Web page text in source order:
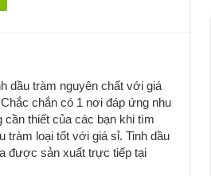
dầu tràm nguyên chất với giá
chắn có 1 nơi đáp ứng nhu
cần thiết của các bạn khi tìm
tràm loại tốt với giá sỉ. Tinh dầu
được sản xuất trực tiếp tại